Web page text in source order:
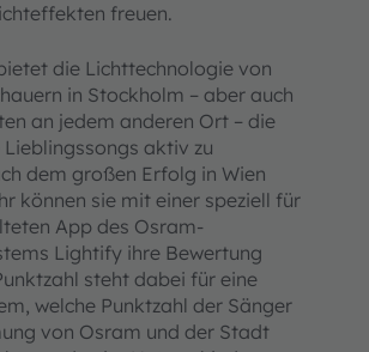
freuen.
die Lichttechnologie von
in Stockholm – aber auch
an jedem anderen Ort – die
aktiv zu
dem großen Erfolg in Wien
können sie mit einer speziell für
App des Osram-
Lightify ihre Bewertung
steht dabei für eine
welche Punktzahl der Sänger
von Osram und der Stadt